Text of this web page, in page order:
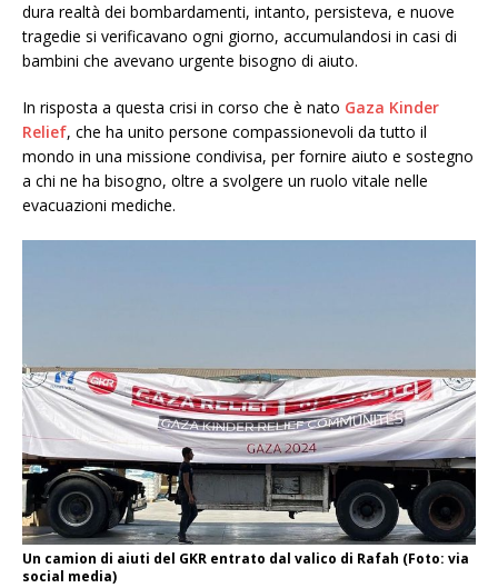
dura realtà dei bombardamenti, intanto, persisteva, e nuove
tragedie si verificavano ogni giorno, accumulandosi in casi di
bambini che avevano urgente bisogno di aiuto.
In risposta a questa crisi in corso che è nato Gaza Kinder
Relief, che ha unito persone compassionevoli da tutto il
mondo in una missione condivisa, per fornire aiuto e sostegno
a chi ne ha bisogno, oltre a svolgere un ruolo vitale nelle
evacuazioni mediche.
Un camion di aiuti del GKR entrato dal valico di Rafah (Foto: via
social media)